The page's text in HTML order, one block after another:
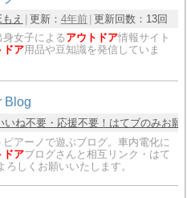
え 更新： 4年前 更新回数： 13回
女子によるアウトドア情報サイト
ドア用品や豆知識を発信していま
Blog
いね不要・応援不要！はてブのみお願
アーノで遊ぶブログ。車内電化に
ドアブログさんと相互リンク・はて
ろしくお願いいたします。